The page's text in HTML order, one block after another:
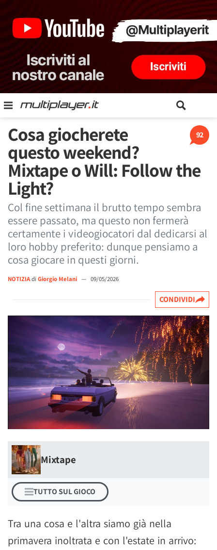
92
Cosa giocherete
questo weekend?
Mixtape o Will: Follow the
Light?
Col fine settimana il brutto tempo sembra
essere passato, ma questo non fermerà
certamente i videogiocatori dal dedicarsi al
loro hobby preferito: dunque pensiamo a
cosa giocare in questi giorni.
NOTIZIAdi Giorgio Melani — 09/05/2026
CONDIVIDI
Mixtape
TUTTO SUL GIOCO
Tra una cosa e l'altra siamo già nella
primavera inoltrata e con l'estate in arrivo: